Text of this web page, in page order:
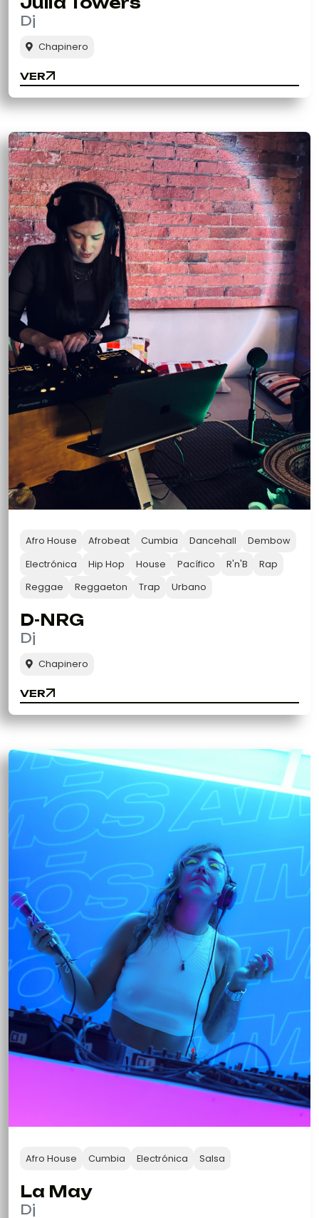
Dj
Chapinero
VER
VER
Afro House Afrobeat Cumbia Dancehall
Dembow
Electrónica
Hip Hop House Pacífico R'n'B
Rap
Reggae
Reggaeton Trap Urbano
D-NRG
Dj
Chapinero
VER
VER
Afro House Cumbia Electrónica Salsa
La May
Dj